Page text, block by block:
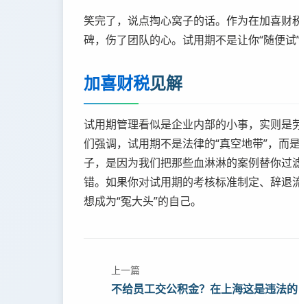
笑完了，说点掏心窝子的话。作为在加喜财
碑，伤了团队的心。试用期不是让你“随便
加喜财税见解
试用期管理看似是企业内部的小事，实则是
们强调，试用期不是法律的“真空地带”，而
子，是因为我们把那些血淋淋的案例替你
错。如果你对试用期的考核标准制定、辞
想成为“冤大头”的自己。
上一篇
不给员工交公积金？在上海这是违法